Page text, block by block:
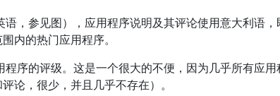
，参见图），应用程序说明及其评论使用意大利语，
内的热门应用程序。
程序的评级。这是一个很大的不便，因为几乎所有应用
论，很少，并且几乎不存在）。